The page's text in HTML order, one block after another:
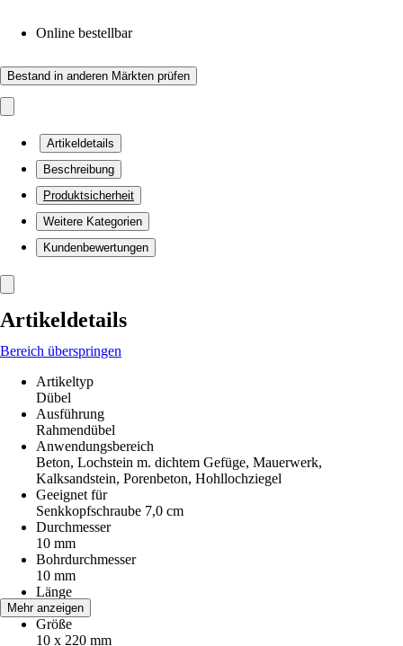
Online bestellbar
Bestand in anderen Märkten prüfen
Artikeldetails
Beschreibung
Produktsicherheit
Weitere Kategorien
Kundenbewertungen
Artikeldetails
Bereich überspringen
Artikeltyp
Dübel
Ausführung
Rahmendübel
Anwendungsbereich
Beton, Lochstein m. dichtem Gefüge, Mauerwerk,
Kalksandstein, Porenbeton, Hohllochziegel
Geeignet für
Senkkopfschraube 7,0 cm
Durchmesser
10 mm
Bohrdurchmesser
10 mm
Länge
220 mm
Größe
10 x 220 mm
Mehr anzeigen